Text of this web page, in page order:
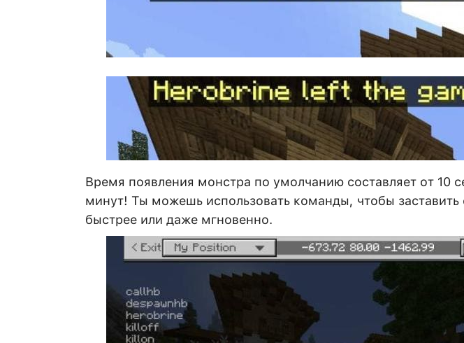
Время появления монстра по умолчанию составляет от 10
минут! Ты можешь использовать команды, чтобы заставить
быстрее или даже мгновенно.